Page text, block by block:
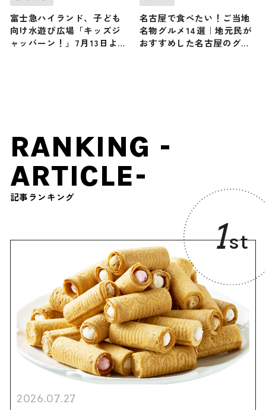
富士急ハイランド、子ども
向け水遊び広場「キッズジ
ャッパーン！」7月13日よ
名古屋で食べたい！ご当地
名物グルメ14選｜地元民が
おすすめした名古屋のグル
RANKING -
ARTICLE-
記事ランキング
1st
2026.07.27